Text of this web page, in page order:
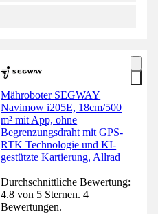
Mähroboter SEGWAY
Navimow i205E, 18cm/500
m² mit App, ohne
Begrenzungsdraht mit GPS-
RTK Technologie und KI-
gestützte Kartierung, Allrad
Durchschnittliche Bewertung:
4.8 von 5 Sternen. 4
Bewertungen.